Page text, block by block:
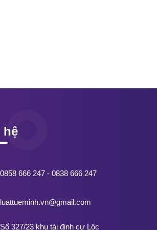
hệ
0858 666 247 - 0838 666 247
luattueminh.vn@gmail.com
Số 327/23 khu tái định cư Lộc